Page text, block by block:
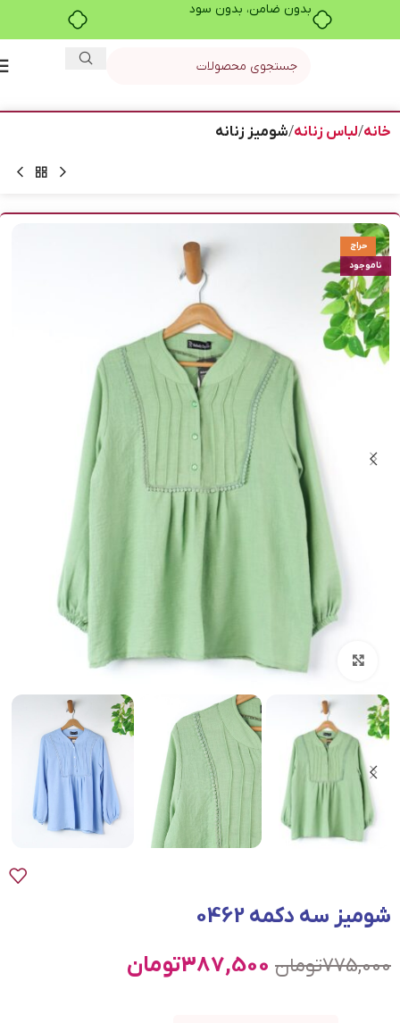
بدون ضامن، بدون سود
خانه لباس زنانه شومیز زنانه
حراج
ناموجود
بزرگنمایی تصویر
شومیز سه دکمه 0462
775,000تومان 387,500تومان